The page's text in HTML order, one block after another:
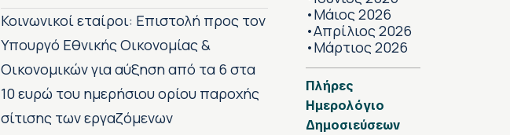
Κοινωνικοί εταίροι: Επιστολή προς τον
Υπουργό Εθνικής Οικονομίας &
Οικονομικών για αύξηση από τα 6 στα
10 ευρώ του ημερήσιου ορίου παροχής
σίτισης των εργαζόμενων
•Μάιος 2026
•Απρίλιος 2026
•Μάρτιος 2026
Πλήρες
Ημερολόγιο
Δημοσιεύσεων